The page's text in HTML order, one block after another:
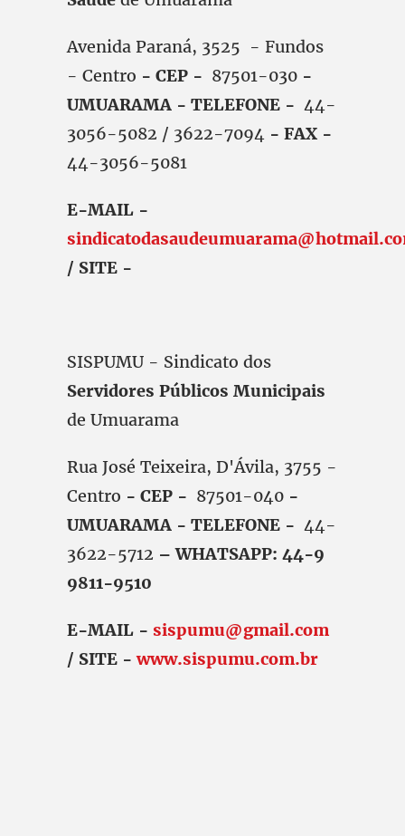
Avenida Paraná, 3525 - Fundos
- Centro - CEP - 87501-030 -
UMUARAMA - TELEFONE - 44-
3056-5082 / 3622-7094 - FAX -
44-3056-5081
E-MAIL -
/ SITE -
SISPUMU - Sindicato dos
Servidores Públicos Municipais
de Umuarama
Rua José Teixeira, D'Ávila, 3755 -
Centro - CEP - 87501-040 -
UMUARAMA - TELEFONE - 44-
3622-5712 – WHATSAPP: 44-9
9811-9510
E-MAIL - sispumu@gmail.com
/ SITE -www.sispumu.com.br